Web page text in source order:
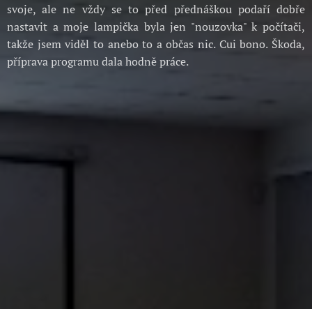
svoje, ale ne vždy se to před přednáškou podaří dobře
nastavit a moje lampička byla jen "nouzovka" k počítači,
takže jsem viděl to anebo to a občas nic. Cui bono. Škoda,
příprava programu dala hodně práce.